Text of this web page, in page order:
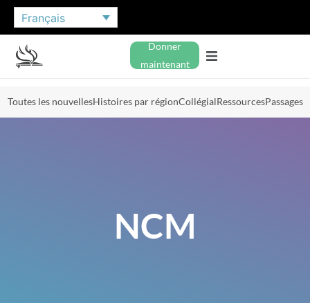
Français
Donner
maintenant
Toutes les nouvellesHistoires par régionCollégialRessourcesPassages
NCM